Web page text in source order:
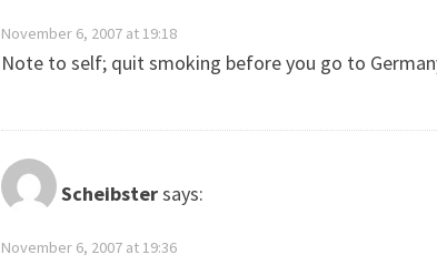
November 6, 2007 at 19:18
Note to self; quit smoking before you go to
Scheibstersays:
November 6, 2007 at 19:36